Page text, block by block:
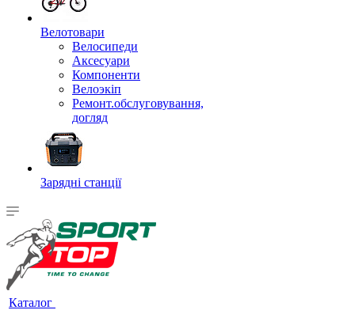
Велотовари
Велосипеди
Аксесуари
Компоненти
Велоэкіп
Ремонт.обслуговування,
догляд
Зарядні станції
Каталог